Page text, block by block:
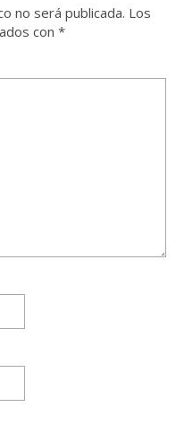
no será publicada. Los
con *